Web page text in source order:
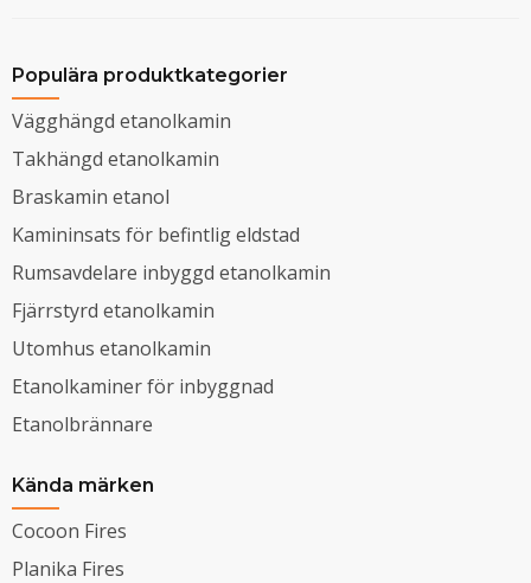
Populära produktkategorier
Vägghängd etanolkamin
Takhängd etanolkamin
Braskamin etanol
Kamininsats för befintlig eldstad
Rumsavdelare inbyggd etanolkamin
Fjärrstyrd etanolkamin
Utomhus etanolkamin
Etanolkaminer för inbyggnad
Etanolbrännare
Kända märken
Cocoon Fires
Planika Fires